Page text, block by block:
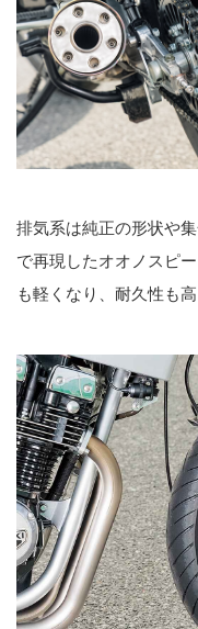
排気系は純正の形状や
で再現したオオノスピ
も軽くなり、耐久性も高